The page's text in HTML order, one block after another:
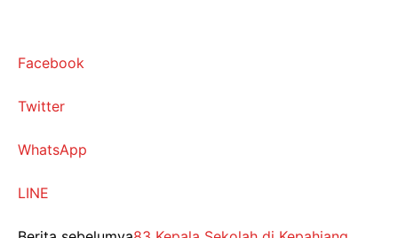
Facebook
Twitter
WhatsApp
LINE